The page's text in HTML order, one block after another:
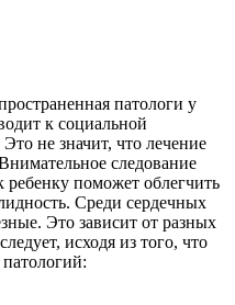
патологи у
к социальной
не значит, что лечение
следование
поможет облегчить
Среди сердечных
Это зависит от разных
исходя из того, что